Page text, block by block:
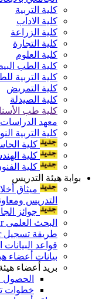
كلية التربية
كلية الاداب
كلية الزراعة
كلية التجارة
كلية العلوم
كلية الطب
كلية التربية
كلية التمريض
كلية الصيدلة
كلية طب
معهد الدراسات
كلية التربية
كلية
كلية
كلية
بوابة هيئة التدريس
ميثاق
التدريس
جوائز
البحث العلمى Google scholar
طريقة تسجيل Google Scholar
قواعد البيانات
بيانات أعضاء
بريد أعضاء
الحصول
خطوات